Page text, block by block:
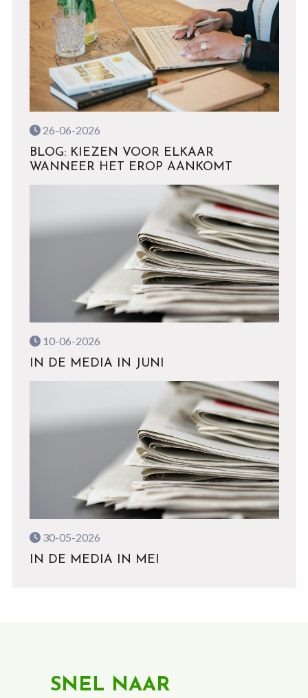
26-06-2026
BLOG: KIEZEN VOOR ELKAAR
WANNEER HET EROP AANKOMT
10-06-2026
IN DE MEDIA IN JUNI
30-05-2026
IN DE MEDIA IN MEI
SNEL NAAR